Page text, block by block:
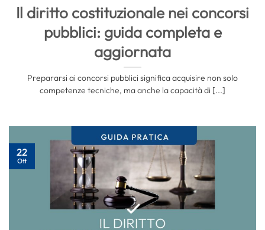
Il diritto costituzionale nei concorsi
pubblici: guida completa e
aggiornata
Prepararsi ai concorsi pubblici significa acquisire non solo
competenze tecniche, ma anche la capacità di [...]
22
Ott